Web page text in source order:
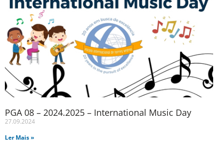
PGA 08 – 2024.2025 – International Music Day
27.09.2024
Ler Mais »